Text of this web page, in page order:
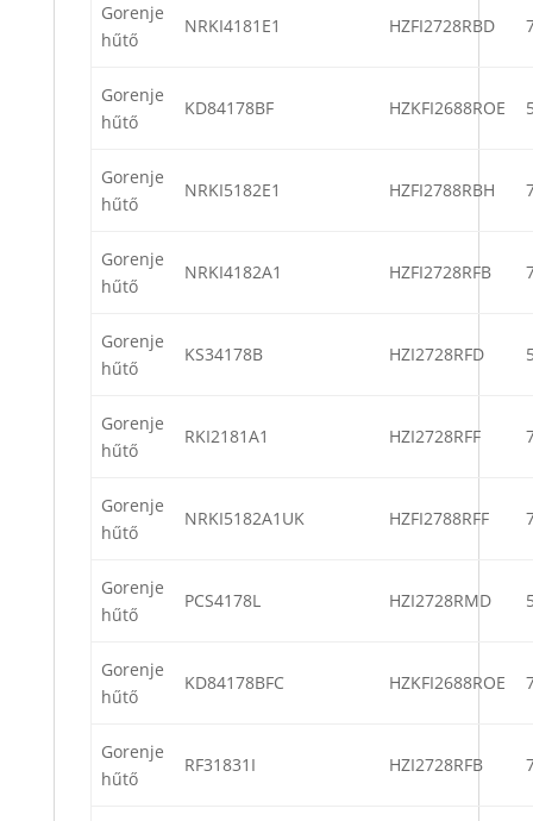
Gorenje
hűtő
NRKI4181E1 HZFI2728RBD
Gorenje
hűtő
KD84178BF HZKFI2688ROE
Gorenje
hűtő
NRKI5182E1 HZFI2788RBH
Gorenje
hűtő
NRKI4182A1 HZFI2728RFB
Gorenje
hűtő
KS34178B HZI2728RFD
Gorenje
hűtő
RKI2181A1 HZI2728RFF
Gorenje
hűtő
NRKI5182A1UK HZFI2788RFF
Gorenje
hűtő
PCS4178L HZI2728RMD
Gorenje
hűtő
KD84178BFC HZKFI2688ROE
Gorenje
hűtő
RF31831I HZI2728RFB